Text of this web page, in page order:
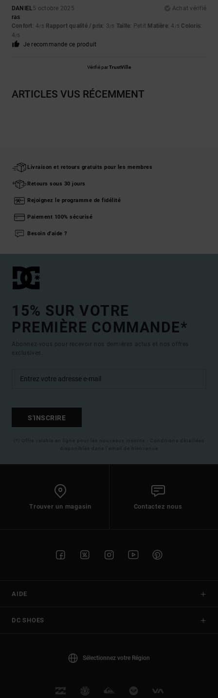
DANIEL5 octobre 2025
Achat vérifié
ras
Confort: 4/5 Rapport qualité / prix: 3/5 Taille: Petit Matière: 4 /5 Coloris:
4/5
Je recommande ce produit
Vérifié parTrustVille
ARTICLES VUS RÉCEMMENT
Livraison et retours gratuits pour les membres
Retours sous 30 jours
Rejoignez le programme de fidélité
Paiement 100% sécurisé
Besoin d'aide ?
15% SUR VOTRE
PREMIÈRE COMMANDE*
Abonnez-vous pour recevoir nos dernières actus et nos offres
exclusives.
S'INSCRIRE
(*) Offre valable en ligne pour les nouveaux inscrits - Conditions détaillées
disponibles dans l'email de bienvenue
Trouver un magasin Contactez nous
AIDE
DC SHOES
Sélectionnez votre Région